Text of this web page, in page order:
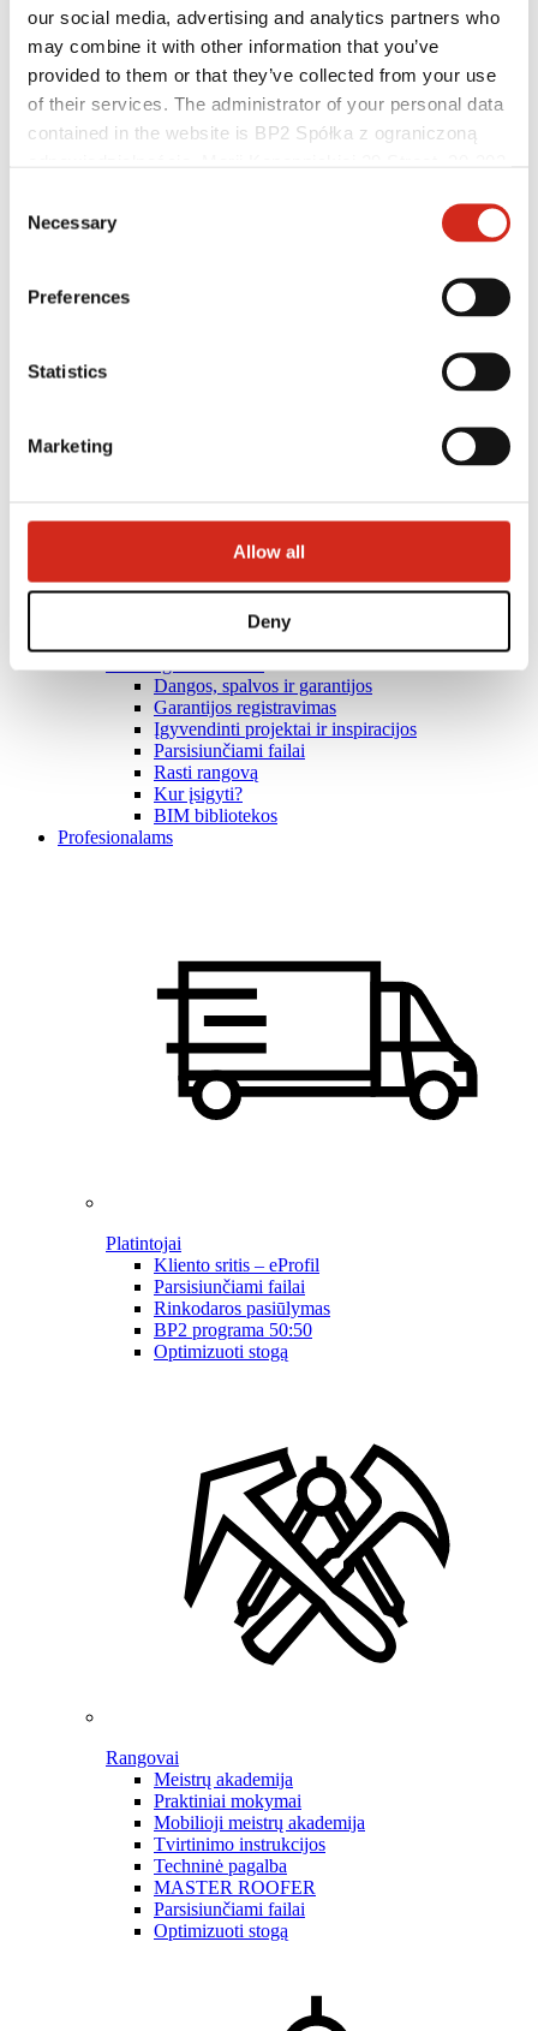
our social media, advertising and analytics partners who
may combine it with other information that you’ve
provided to them or that they’ve collected from your use
of their services. The administrator of your personal data
contained in the website is BP2 Spółka z ograniczoną
121387608.
Selection
Necessary
Preferences
Statistics
Marketing
Allow all
Deny
Dangos, spalvos ir garantijos
Garantijos registravimas
Įgyvendinti projektai ir inspiracijos
Parsisiunčiami failai
Rasti rangovą
Kur įsigyti?
BIM bibliotekos
Profesionalams
Platintojai
Kliento sritis – eProfil
Parsisiunčiami failai
Rinkodaros pasiūlymas
BP2 programa 50:50
Optimizuoti stogą
Rangovai
Meistrų akademija
Praktiniai mokymai
Mobilioji meistrų akademija
Tvirtinimo instrukcijos
Techninė pagalba
MASTER ROOFER
Parsisiunčiami failai
Optimizuoti stogą